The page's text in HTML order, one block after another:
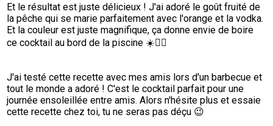
Et le résultat est juste délicieux ! J'ai adoré le goût fruité de
la pêche qui se marie parfaitement avec l'orange et la vodka.
Et la couleur est juste magnifique, ça donne envie de boire
ce cocktail au bord de la piscine ☀️🏊‍♀️
J'ai testé cette recette avec mes amis lors d'un barbecue et
tout le monde a adoré ! C'est le cocktail parfait pour une
journée ensoleillée entre amis. Alors n'hésite plus et essaie
cette recette chez toi, tu ne seras pas déçu 😉